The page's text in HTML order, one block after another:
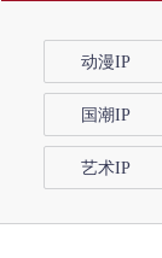
动漫IP
国潮IP
艺术IP